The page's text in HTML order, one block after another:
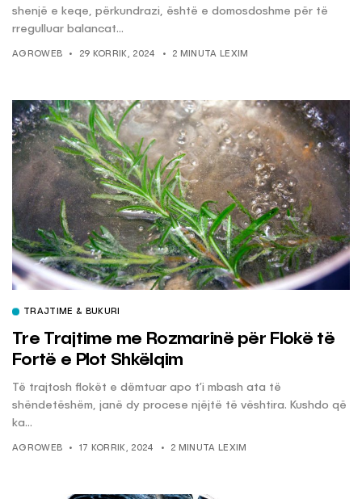
shenjë e keqe, përkundrazi, është e domosdoshme për të
rregulluar balancat...
AGROWEB 29 KORRIK, 2024 2 MINUTA LEXIM
TRAJTIME & BUKURI
Tre Trajtime me Rozmarinë për Flokë të
Fortë e Plot Shkëlqim
Të trajtosh flokët e dëmtuar apo t’i mbash ata të
shëndetëshëm, janë dy procese njëjtë të vështira. Kushdo që
ka...
AGROWEB 17 KORRIK, 2024 2 MINUTA LEXIM